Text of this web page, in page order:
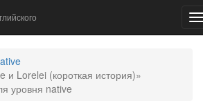
и Lorelei (короткая история)»
уровня native